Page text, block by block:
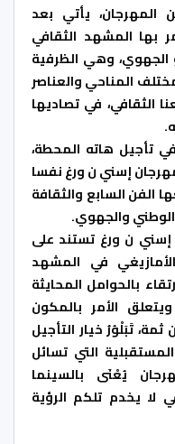
المهرجان، يأتي بعد
بها المشهد الثقافي
الجهوي، وهي الظرفية
المناحي والعناصر
الثقافي، في تصاديها
تأجيل هاته المحطة،
إسني ن ورغ نفسا
الفن السابع والثقافة
والجهوي.
إسني ن ورغ تستند على
في المشهد
بالحوامل المحايثة
الأمر بالمكون
تَبَلْوُرُ خيار التأجيل
التي تسائل
يُعْنَى بالسينما
لا يخدم تلكم الرؤية